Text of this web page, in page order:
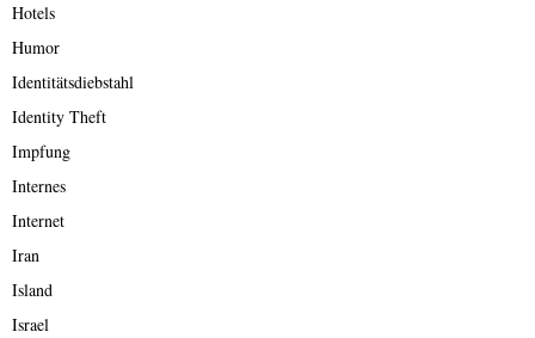
Hotels
Humor
Identitätsdiebstahl
Identity Theft
Impfung
Internes
Internet
Iran
Island
Israel